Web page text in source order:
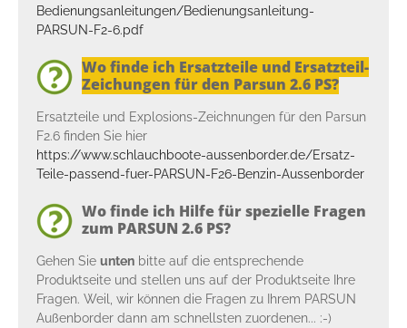
Bedienungsanleitungen/Bedienungsanleitung-
PARSUN-F2-6.pdf
Wo finde ich Ersatzteile und Ersatzteil-
Zeichungen für den Parsun 2.6 PS?
Ersatzteile und Explosions-Zeichnungen für den Parsun
F2.6 finden Sie hier
https://www.schlauchboote-aussenborder.de/Ersatz-
Teile-passend-fuer-PARSUN-F26-Benzin-Aussenborder
Wo finde ich Hilfe für spezielle Fragen
zum PARSUN 2.6 PS?
Gehen Sie unten bitte auf die entsprechende
Produktseite und stellen uns auf der Produktseite Ihre
Fragen. Weil, wir können die Fragen zu Ihrem PARSUN
Außenborder dann am schnellsten zuordenen... :-)